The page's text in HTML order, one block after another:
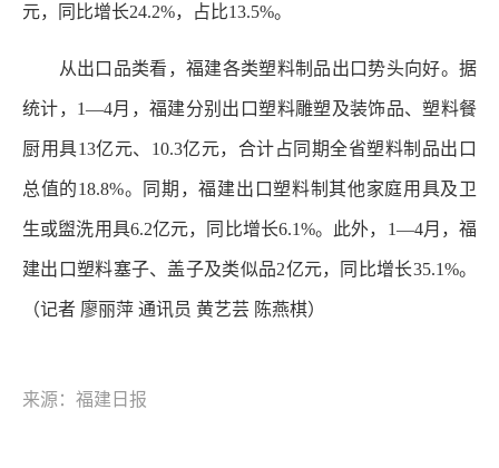
元，同比增长24.2%，占比13.5%。
从出口品类看，福建各类塑料制品出口势头向好。据
统计，1—4月，福建分别出口塑料雕塑及装饰品、塑料餐
厨用具13亿元、10.3亿元，合计占同期全省塑料制品出口
总值的18.8%。同期，福建出口塑料制其他家庭用具及卫
生或盥洗用具6.2亿元，同比增长6.1%。此外，1—4月，福
建出口塑料塞子、盖子及类似品2亿元，同比增长35.1%。
（记者 廖丽萍 通讯员 黄艺芸 陈燕棋）
来源：福建日报